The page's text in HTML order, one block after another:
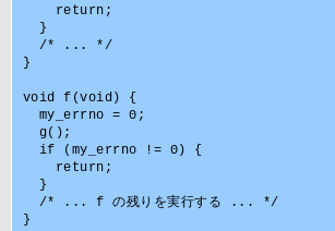
}
void f(void) {